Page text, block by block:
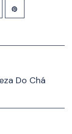
Do Chá